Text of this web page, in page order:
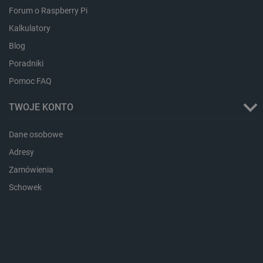
Forum o Raspberry Pi
Kalkulatory
Blog
Poradniki
Pomoc FAQ
TWOJE KONTO
Dane osobowe
Adresy
Zamówienia
Schowek